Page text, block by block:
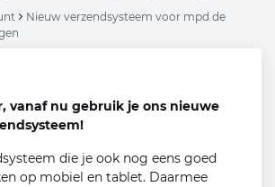
Nieuw verzendsysteem voor mpd de
vanaf nu gebruik je ons nieuwe
die je ook nog eens goed
op mobiel en tablet. Daarmee